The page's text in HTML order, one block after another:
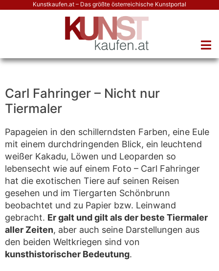
Kunstkaufen.at – Das größte österreichische Kunstportal
Carl Fahringer – Nicht nur
Tiermaler
Papageien in den schillerndsten Farben, eine Eule
mit einem durchdringenden Blick, ein leuchtend
weißer Kakadu, Löwen und Leoparden so
lebensecht wie auf einem Foto – Carl Fahringer
hat die exotischen Tiere auf seinen Reisen
gesehen und im Tiergarten Schönbrunn
beobachtet und zu Papier bzw. Leinwand
gebracht. Er galt und gilt als der beste Tiermaler
aller Zeiten, aber auch seine Darstellungen aus
den beiden Weltkriegen sind von
kunsthistorischer Bedeutung.